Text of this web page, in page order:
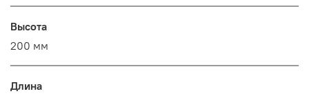
Высота
200 мм
Длина